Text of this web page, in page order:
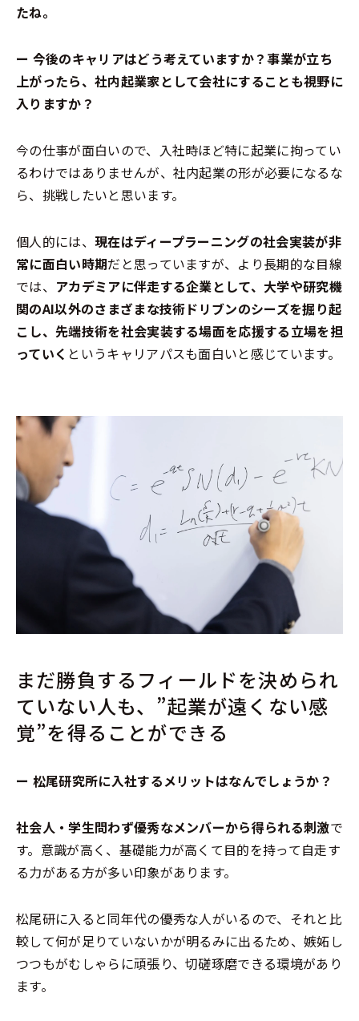
たね。
ー 今後のキャリアはどう考えていますか？事業が立ち
上がったら、社内起業家として会社にすることも視野に
入りますか？
今の仕事が面白いので、入社時ほど特に起業に拘ってい
るわけではありませんが、社内起業の形が必要になるな
ら、挑戦したいと思います。
個人的には、 現在はディープラーニングの社会実装が非
常に面白い時期だと思っていますが、より長期的な目線
では、 アカデミアに伴走する企業として、大学や研究機
関のAI以外のさまざまな技術ドリブンのシーズを掘り起
こし、先端技術を社会実装する場面を応援する立場を担
っていく というキャリアパスも面白いと感じています。
まだ勝負するフィールドを決められ
ていない人も、”起業が遠くない感
覚”を得ることができる
ー 松尾研究所に入社するメリットはなんでしょうか？
社会人・学生問わず優秀なメンバーから得られる刺激で
す。意識が高く、基礎能力が高くて目的を持って自走す
る力がある方が多い印象があります。
松尾研に入ると同年代の優秀な人がいるので、それと比
較して何が足りていないかが明るみに出るため、嫉妬し
つつもがむしゃらに頑張り、切磋琢磨できる環境があり
ます。